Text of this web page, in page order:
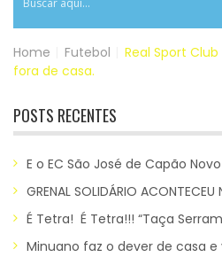
Home Futebol
Real Sport
fora de casa.
POSTS RECENTES
E o EC São José de Capão
GRENAL SOLIDÁRIO
É Tetra! É Tetra!!! “Taça
Minuano faz o dever de casa